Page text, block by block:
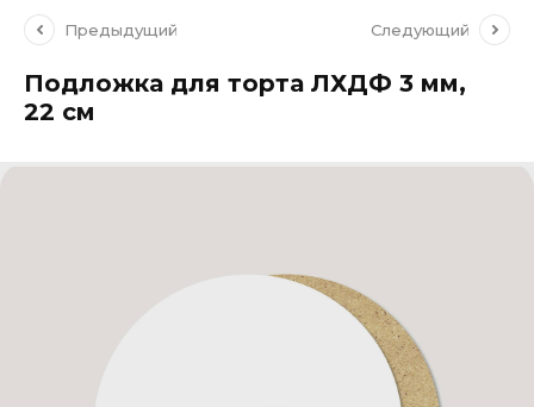
Предыдущий Следующий
Подложка для торта ЛХДФ 3 мм,
22 см